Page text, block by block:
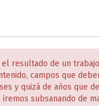
el resultado de un
campos que
y quizá de años que
subsanando de